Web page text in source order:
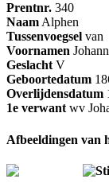
Prentnr. 340
NaamAlphen
Tussenvoegsel van
Voornamen
GeslachtV
Geboortedatum
Overlijdensdatum
1e verwantwv
Afbeeldingen van